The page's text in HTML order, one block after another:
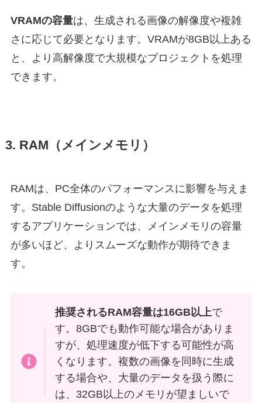
VRAMの容量は、生成される画像の解像度や複雑
さに応じて必要となります。VRAMが8GB以上ある
と、より高解像度で大規模なプロジェクトを処理
できます。
3. RAM（メインメモリ）
RAMは、PC全体のパフォーマンスに影響を与えま
す。Stable Diffusionのような大量のデータを処理
するアプリケーションでは、メインメモリの容量
が多いほど、よりスムーズな動作が期待できま
す。
推奨されるRAM容量は16GB以上で
す。8GBでも動作可能な場合がありま
すが、処理速度が低下する可能性が高
くなります。複数の画像を同時に生成
する場合や、大量のデータを扱う際に
は、32GB以上のメモリが望ましいで